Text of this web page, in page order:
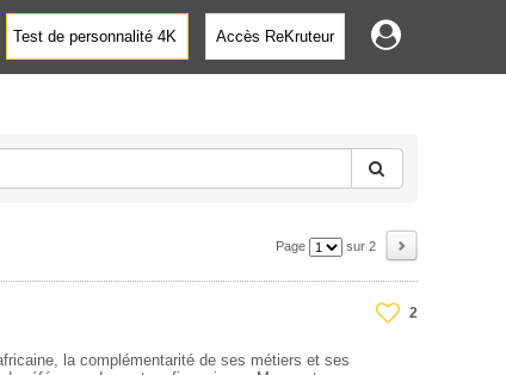
Test de personnalité 4K Accès ReKruteur
Page sur 2
2
la complémentarité de ses métiers et ses